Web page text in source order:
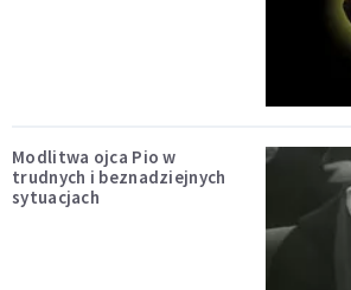
Modlitwa ojca Pio w
trudnych i beznadziejnych
sytuacjach